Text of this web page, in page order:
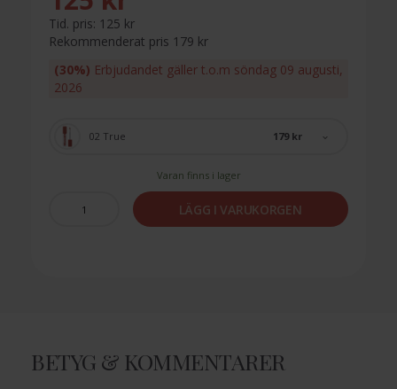
Tid. pris: 125 kr
Rekommenderat pris 179 kr
(30%) Erbjudandet gäller t.o.m söndag 09 augusti,
2026
179 kr
02 True
Varan finns i lager
LÄGG I VARUKORGEN
BETYG & KOMMENTARER